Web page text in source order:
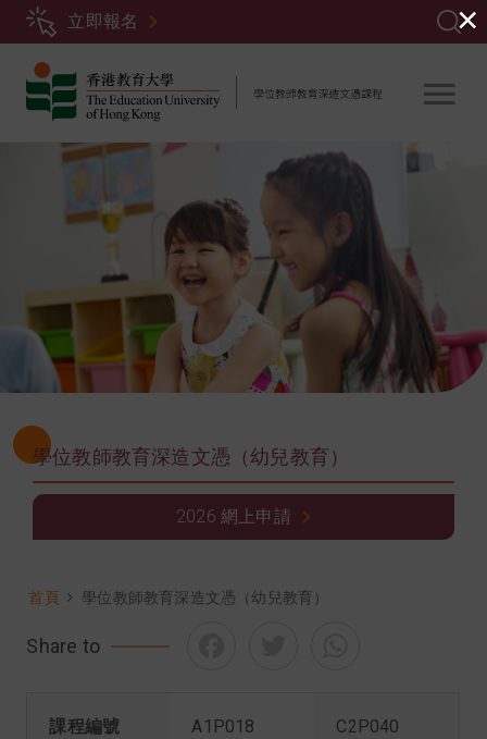
立即報名
學位教師教育深造文憑（幼兒教育）
2026 網上申請
航
結
首頁 學位教師教育深造文憑（幼兒教育）
Share to
課程編號 A1P018 C2P040
×